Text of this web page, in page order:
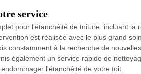
service
pour l'étanchéité de toiture, incluant la
est réalisée avec le plus grand
constamment à la recherche de nouvelles
également un service rapide de
l'étanchéité de votre toit.